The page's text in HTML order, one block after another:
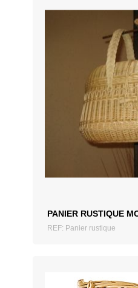
PANIER RUSTIQUE
REF: Panier rustique
AJOUTER